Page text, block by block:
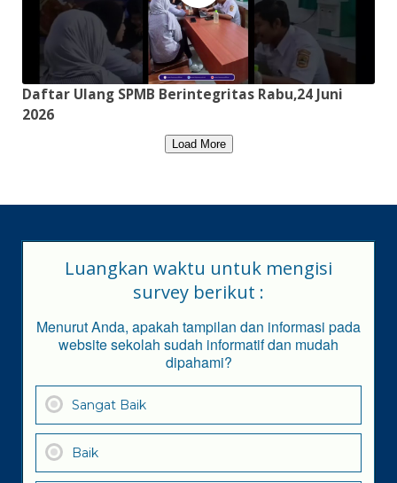
Daftar Ulang SPMB Berintegritas Rabu,24 Juni
2026
Load More
Luangkan waktu untuk mengisi
survey berikut :
Menurut Anda, apakah tampilan dan informasi pada
website sekolah sudah informatif dan mudah
dipahami?
Sangat Baik
Baik